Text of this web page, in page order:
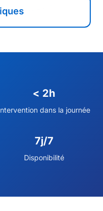
< 2h
dans la journée
7j/7
Disponibilité